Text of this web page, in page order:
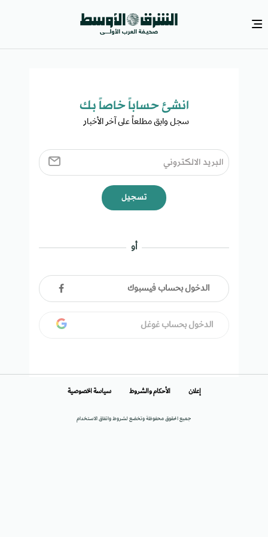
انشئ حساباً خاصاً بك​
سجل وابق مطلعاً على آخر الأخبار ​
تسجيل
أو
الدخول بحساب فيسبوك
الدخول بحساب غوغل
جميع الحقوق محفوظة وتخضع لشروط واتفاق الاستخدام
إعلان الأحكام والشروط سياسة الخصوصية